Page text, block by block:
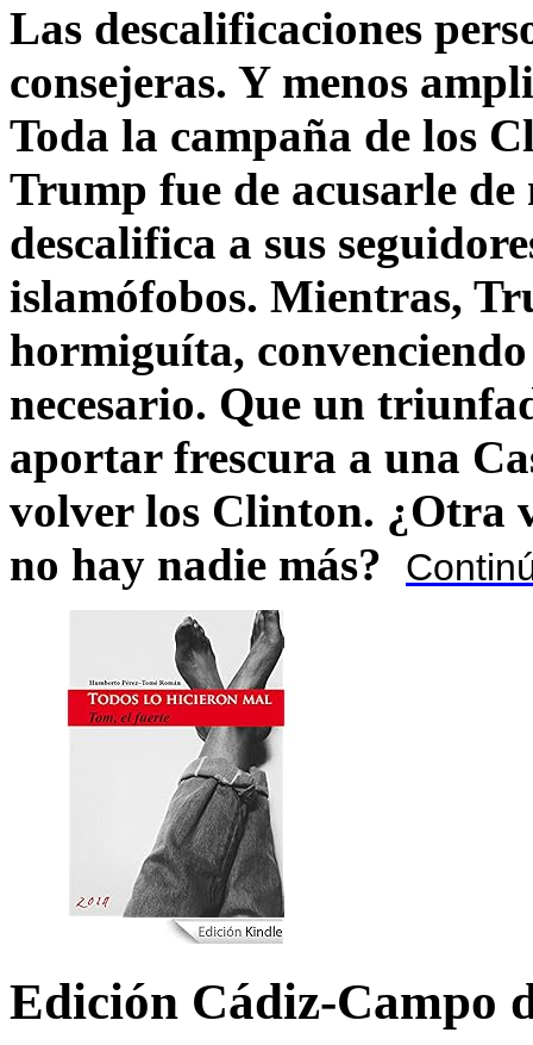
Las descalificaciones
consejeras. Y menos
Toda la campaña de los
Trump fue de acusarle
descalifica a sus
islamófobos. Mientras,
hormiguíta,
necesario. Que un
aportar frescura a una
volver los Clinton. ¿Otra
no hay nadie más?
Edición Cádiz-Campo